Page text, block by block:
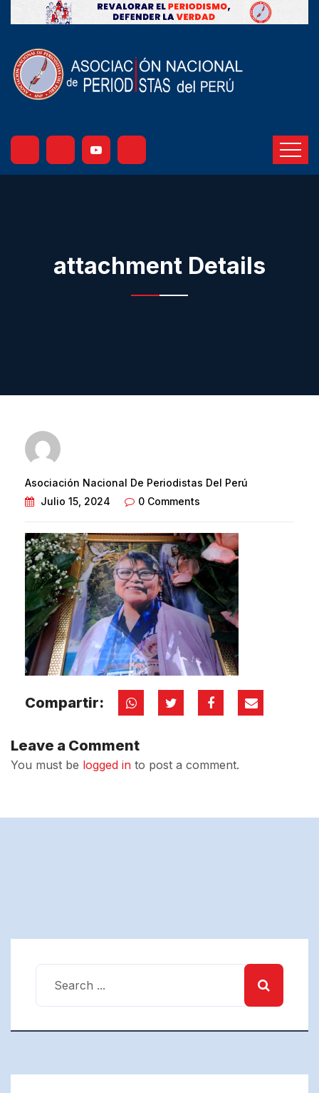
attachment Details
Asociación Nacional De Periodistas Del Perú
Julio 15, 2024
0 Comments
Compartir:
Leave a Comment
You must be logged in to post a comment.